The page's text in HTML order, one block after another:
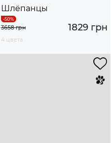
Шлёпанцы
1829 грн
3658 грн
4 цвета